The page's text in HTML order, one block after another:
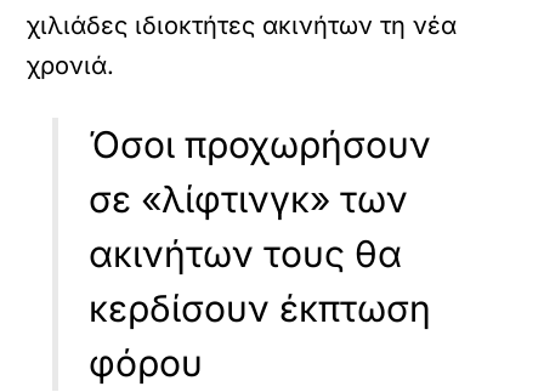
χιλιάδες ιδιοκτήτες ακινήτων τη νέα
χρονιά.
Όσοι προχωρήσουν
σε «λίφτινγκ» των
ακινήτων τους θα
κερδίσουν έκπτωση
φόρου